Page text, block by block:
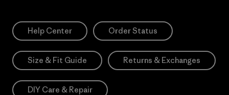
Help Center Order Status
Size & Fit Guide Returns & Exchanges
DIY Care & Repair